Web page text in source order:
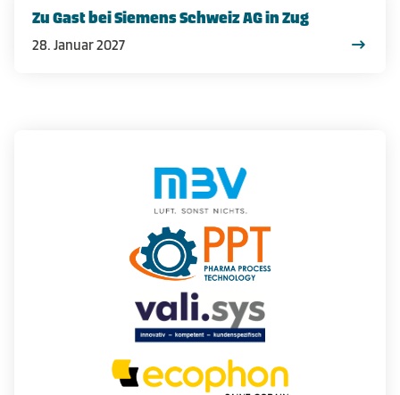
Zu Gast bei Siemens Schweiz AG in Zug
28. Januar 2027